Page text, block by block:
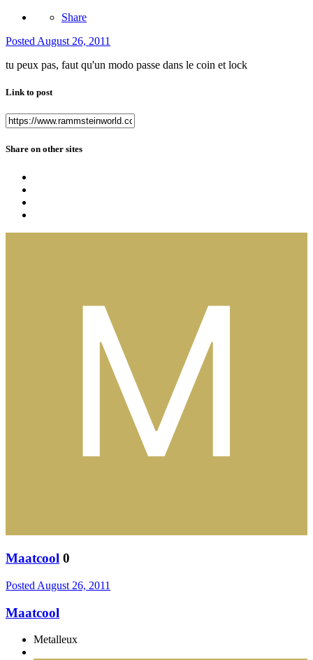
Share
Posted August 26, 2011
tu peux pas, faut qu'un modo passe dans le coin et lock
Link to post
Share on other sites
Maatcool 0
Posted August 26, 2011
Maatcool
Metalleux